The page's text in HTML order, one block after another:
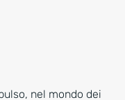
nel mondo dei